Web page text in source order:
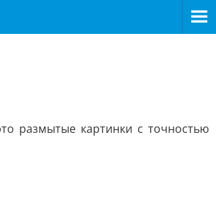
размытые картинки с точностью